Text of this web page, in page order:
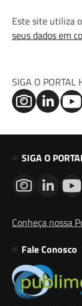
Este site utiliza
seus dados em
SIGA O PORTAL
SIGA O
Conheça nossa
Fale Conosco